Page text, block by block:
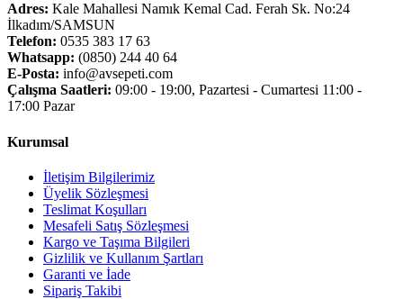
Adres: Kale Mahallesi Namık Kemal Cad. Ferah Sk. No:24
İlkadım/SAMSUN
Telefon: 0535 383 17 63
Whatsapp: (0850) 244 40 64
E-Posta: info@avsepeti.com
Çalışma Saatleri: 09:00 - 19:00, Pazartesi - Cumartesi 11:00 -
17:00 Pazar
Kurumsal
İletişim Bilgilerimiz
Üyelik Sözleşmesi
Teslimat Koşulları
Mesafeli Satış Sözleşmesi
Kargo ve Taşıma Bilgileri
Gizlilik ve Kullanım Şartları
Garanti ve İade
Sipariş Takibi